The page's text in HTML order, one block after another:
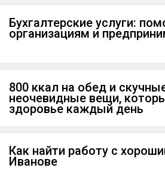
Бухгалтерские услуги:
организациям и
800 ккал на обед и
неочевидные вещи,
здоровье каждый день
Как найти работу с
Иванове